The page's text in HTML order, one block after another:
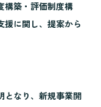
構築・評価制度構
援に関し、提案から
となり、新規事業開